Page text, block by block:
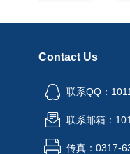
Contact Us
联系QQ：
联系邮箱：
传真：0317-